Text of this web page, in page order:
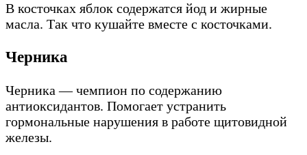
В косточках яблок содержатся йод и жирные
масла. Так что кушайте вместе с косточками.
Черника
Черника — чемпион по содержанию
антиоксидантов. Помогает устранить
гормональные нарушения в работе щитовидной
железы.